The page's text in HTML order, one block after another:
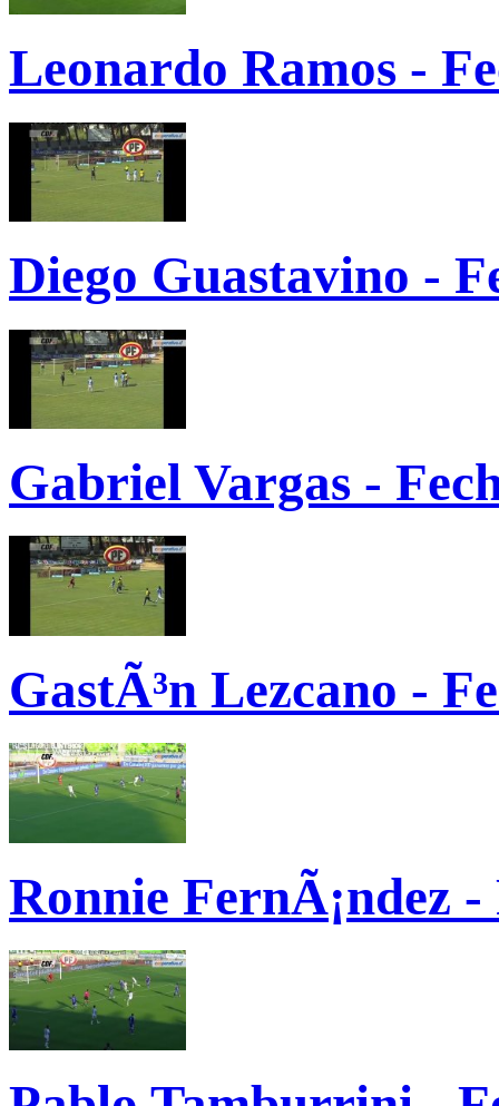
Leonardo Ramos -
Diego Guastavino -
Gabriel Vargas -
GastÃ³n Lezcano -
Ronnie FernÃ¡ndez -